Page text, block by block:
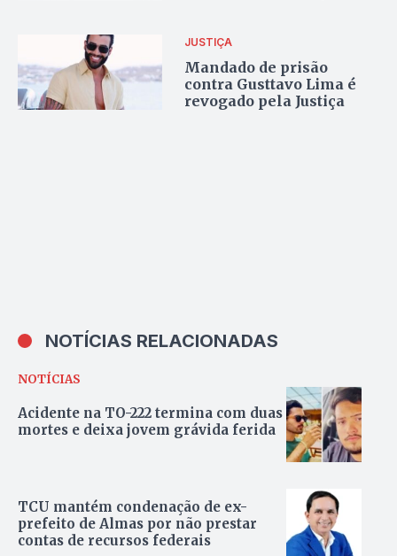
JUSTIÇA
Mandado de prisão
contra Gusttavo Lima é
revogado pela Justiça
NOTÍCIAS RELACIONADAS
NOTÍCIAS
Acidente na TO-222 termina com duas
mortes e deixa jovem grávida ferida
TCU mantém condenação de ex-
prefeito de Almas por não prestar
contas de recursos federais